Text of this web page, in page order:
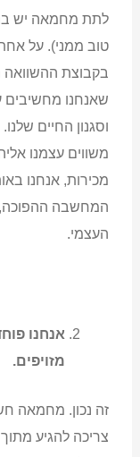
לתת מחמאה יש
טוב ממני). על
בקבוצת
שאנחנו מחשיבים
וסגנון החיים
משווים עצמנו
מכירות, אנחנו
המחשבה ההפוכה,
העצמי.
אנחנו
מזויפים.
זה נכון. מחמאה
צריכה להגיע